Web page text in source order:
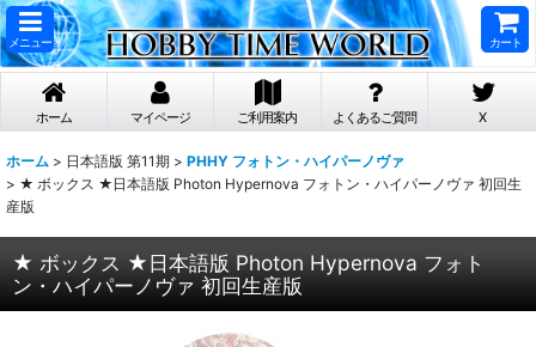
メニュー カート
ホーム マイページ ご利用案内 よくあるご質問 X
ホーム > 日本語版 第11期 > PHHY フォトン・ハイパーノヴァ
> ★ ボックス ★日本語版 Photon Hypernova フォトン・ハイパーノヴァ 初回生
産版
★ ボックス ★日本語版 Photon Hypernova フォト
ン・ハイパーノヴァ 初回生産版